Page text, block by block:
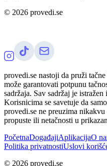
© 2026 provedi.se
provedi.se nastoji da pruži
može garantovati potpunu
sadržaja. Sav sadržaj je
Korisnicima se savetuje da
provedi.se ne preuzima
propuste ili netačnosti u
PočetnaDogađajiAplikacijaO
Politika privatnostiUslovi
© 2026 provedi.se